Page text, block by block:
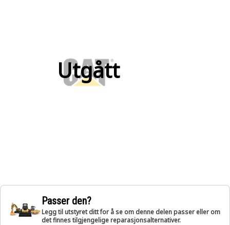
Utgått
Passer den?
Legg til utstyret ditt for å se om denne delen passer eller om
det finnes tilgjengelige reparasjonsalternativer.